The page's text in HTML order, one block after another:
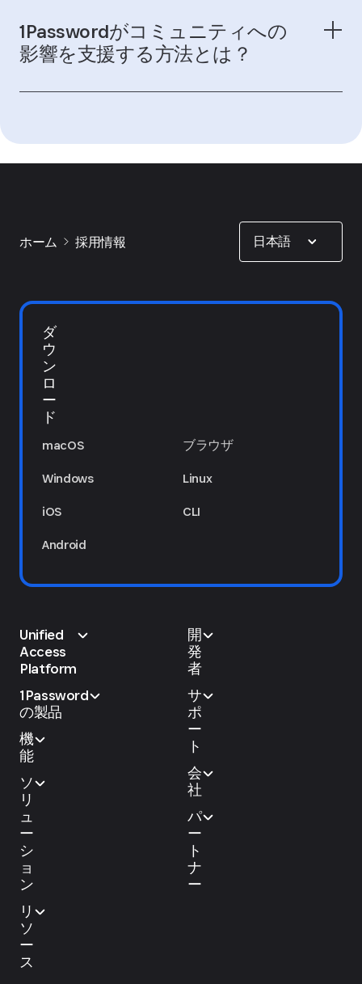
1Passwordがコミュニティへの
影響を支援する方法とは？
ホーム 採用情報 日本語
Show options
ダ
ウ
ン
ロ
ー
ド
macOS
Windows
iOS
Android
ブラウザ
Linux
CLI
Unified
Access
Platform
1Password
の製品
機
能
ソ
リ
ュ
ー
シ
ョ
ン
リ
ソ
ー
ス
開
発
者
サ
ポ
ー
ト
会
社
パ
ー
ト
ナ
ー